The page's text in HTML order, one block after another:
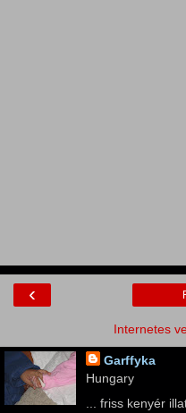
‹
Internetes
Garffyka
Hungary
... friss kenyér